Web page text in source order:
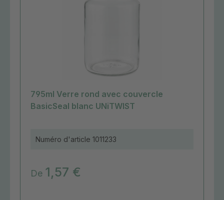
795ml Verre rond avec couvercle
BasicSeal blanc UNiTWIST
Numéro d'article 1011233
De 1,57 €